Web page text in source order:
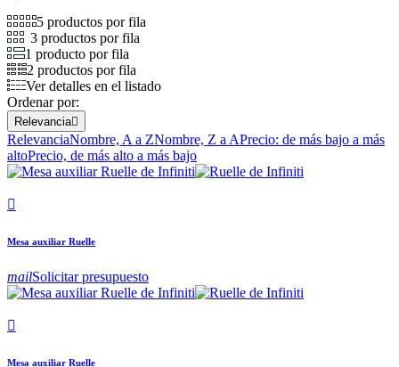
5 productos por fila
3 productos por fila
1 producto por fila
2 productos por fila
Ver detalles en el listado
Ordenar por:
Relevancia
RelevanciaNombre, A a ZNombre, Z a APrecio: de más bajo a más
altoPrecio, de más alto a más bajo

Mesa auxiliar Ruelle
mailSolicitar presupuesto

Mesa auxiliar Ruelle